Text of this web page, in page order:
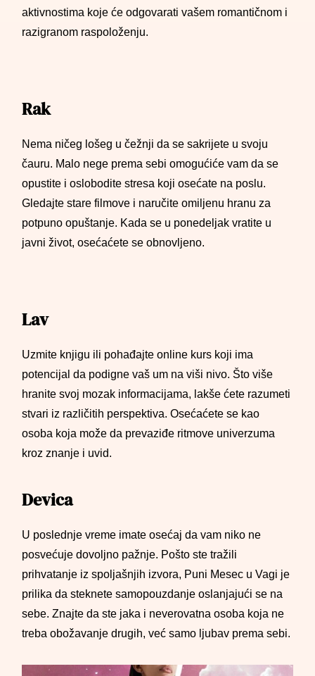
aktivnostima koje će odgovarati vašem romantičnom i
razigranom raspoloženju.
Rak
Nema ničeg lošeg u čežnji da se sakrijete u svoju
čauru. Malo nege prema sebi omogućiće vam da se
opustite i oslobodite stresa koji osećate na poslu.
Gledajte stare filmove i naručite omiljenu hranu za
potpuno opuštanje. Kada se u ponedeljak vratite u
javni život, osećaćete se obnovljeno.
Lav
Uzmite knjigu ili pohađajte online kurs koji ima
potencijal da podigne vaš um na viši nivo. Što više
hranite svoj mozak informacijama, lakše ćete razumeti
stvari iz različitih perspektiva. Osećaćete se kao
osoba koja može da prevaziđe ritmove univerzuma
kroz znanje i uvid.
Devica
U poslednje vreme imate osećaj da vam niko ne
posvećuje dovoljno pažnje. Pošto ste tražili
prihvatanje iz spoljašnjih izvora, Puni Mesec u Vagi je
prilika da steknete samopouzdanje oslanjajući se na
sebe. Znajte da ste jaka i neverovatna osoba koja ne
treba obožavanje drugih, već samo ljubav prema sebi.